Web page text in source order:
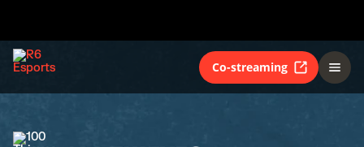
Co-streaming